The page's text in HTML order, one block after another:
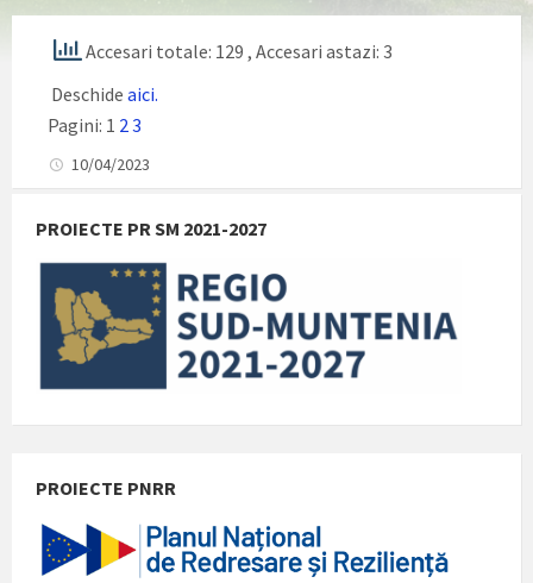
Accesari totale: 129 , Accesari astazi: 3
Deschide aici.
Pagini: 1 2 3
10/04/2023
PROIECTE PR SM 2021-2027
PROIECTE PNRR